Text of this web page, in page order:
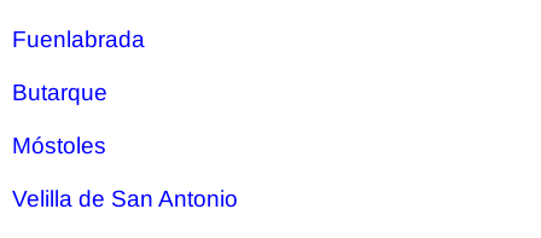
Fuenlabrada
Butarque
Móstoles
Velilla de San Antonio